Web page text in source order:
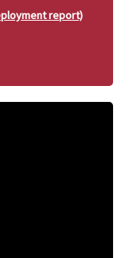
report)